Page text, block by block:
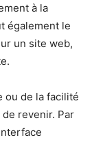
à la
également le
un site web,
ou de la facilité
revenir. Par